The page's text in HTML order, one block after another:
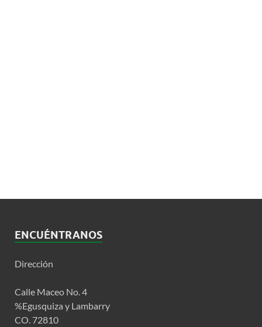
ENCUÉNTRANOS
Dirección
Calle Maceo No. 4
%Egusquiza y Lambarry
CO. 72810